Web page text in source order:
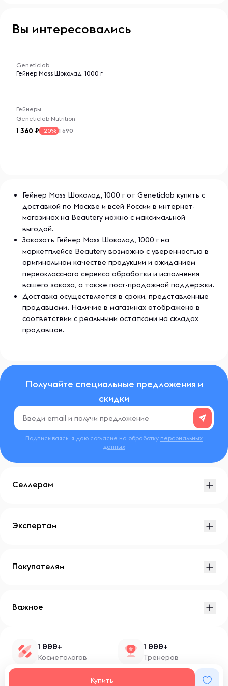
Вы интересовались
Geneticlab
Гейнер Mass Шоколад, 1000 г
Гейнеры
Geneticlab Nutrition
1 360 -20% 1 690
Гейнер Mass Шоколад, 1000 г от Geneticlab купить с
доставкой по Москве и всей России в интернет-
магазинах на Beautery можно с максимальной
выгодой.
Заказать Гейнер Mass Шоколад, 1000 г на
маркетплейсе Beautery возможно с уверенностью в
оригинальном качестве продукции и ожиданием
первоклассного сервиса обработки и исполнения
вашего заказа, а также пост-продажной поддержки.
Доставка осуществляется в сроки, представленные
продавцами. Наличие в магазинах отображено в
соответствии с реальными остатками на складах
продавцов.
Получайте специальные предложения и
скидки
Подписываясь, я даю согласие на обработку персональных
данных
Купить
Селлерам
Экспертам
Покупателям
Важное
1 000+
Косметологов
1 000+
Тренеров